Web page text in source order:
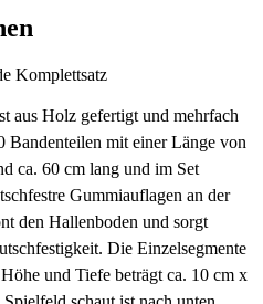
Komplettsatz
aus Holz gefertigt und mehrfach
Bandenteilen mit einer Länge von
ca. 60 cm lang und im Set
Gummiauflagen an der
den Hallenboden und sorgt
Die Einzelsegmente
und Tiefe beträgt ca. 10 cm x